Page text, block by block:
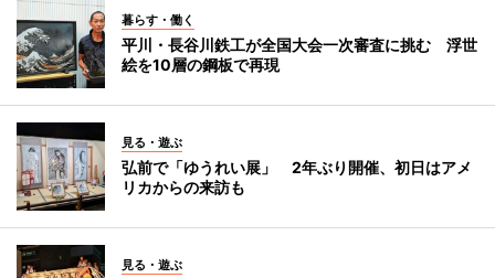
暮らす・働く
平川・長谷川鉄工が全国大会一次審査に挑む 浮世
絵を10層の鋼板で再現
見る・遊ぶ
弘前で「ゆうれい展」 2年ぶり開催、初日はアメ
リカからの来訪も
見る・遊ぶ